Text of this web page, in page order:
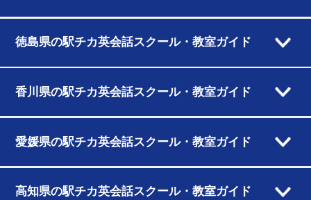
徳島県の駅チカ英会話スクール・教室ガイド
香川県の駅チカ英会話スクール・教室ガイド
愛媛県の駅チカ英会話スクール・教室ガイド
高知県の駅チカ英会話スクール・教室ガイド